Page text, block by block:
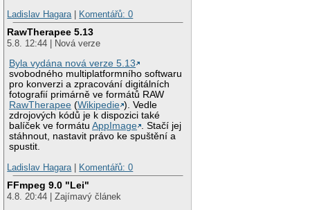
Ladislav Hagara | Komentářů: 0
RawTherapee 5.13
5.8. 12:44 | Nová verze
Byla vydána nová verze 5.13
svobodného multiplatformního softwaru
pro konverzi a zpracování digitálních
fotografií primárně ve formátů RAW
RawTherapee (Wikipedie ). Vedle
zdrojových kódů je k dispozici také
balíček ve formátuAppImage
. Stačí jej
stáhnout, nastavit právo ke spuštění a
spustit.
Ladislav Hagara | Komentářů: 0
FFmpeg 9.0 "Lei"
4.8. 20:44 | Zajímavý článek